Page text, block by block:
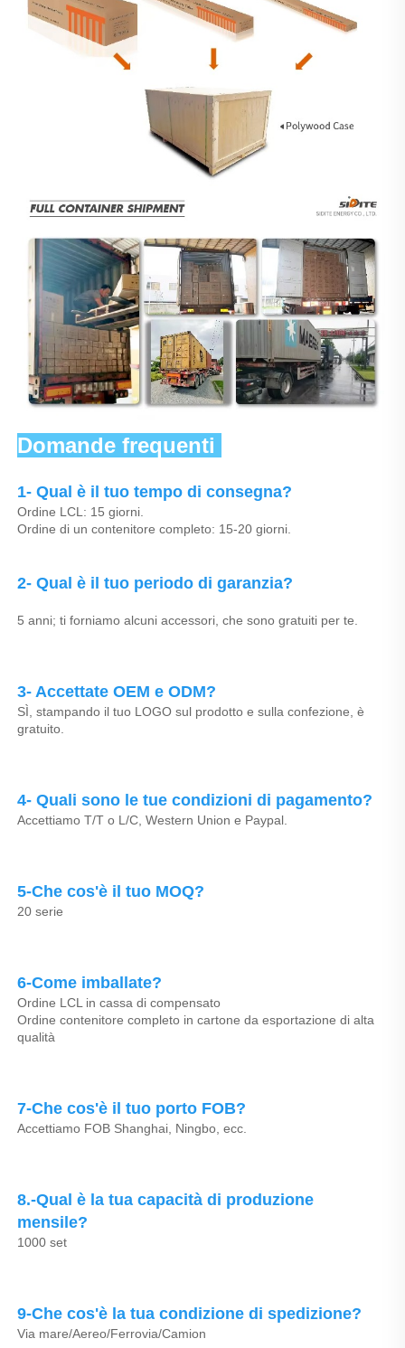
Domande frequenti
1- Qual è il tuo tempo di consegna?
Ordine LCL: 15 giorni.
Ordine di un contenitore completo: 15-20 giorni.
2- Qual è il tuo periodo di garanzia?
5 anni; ti forniamo alcuni accessori, che sono gratuiti per te.
3- Accettate OEM e ODM?
SÌ, stampando il tuo LOGO sul prodotto e sulla confezione, è
gratuito.
4- Quali sono le tue condizioni di pagamento?
Accettiamo T/T o L/C, Western Union e Paypal.
5-Che cos'è il tuo MOQ?
20 serie
6-Come imballate?
Ordine LCL in cassa di compensato
Ordine contenitore completo in cartone da esportazione di alta
qualità
7-Che cos'è il tuo porto FOB?
Accettiamo FOB Shanghai, Ningbo, ecc.
8.-Qual è la tua capacità di produzione
mensile?
1000 set
9-Che cos'è la tua condizione di spedizione?
Via mare/Aereo/Ferrovia/Camion